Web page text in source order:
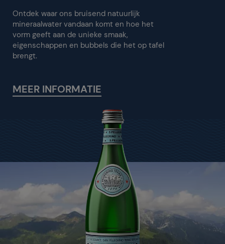
Ontdek waar ons bruisend natuurlijk
mineraalwater vandaan komt en hoe het
vorm geeft aan de unieke smaak,
eigenschappen en bubbels die het op tafel
brengt.
MEER INFORMATIE